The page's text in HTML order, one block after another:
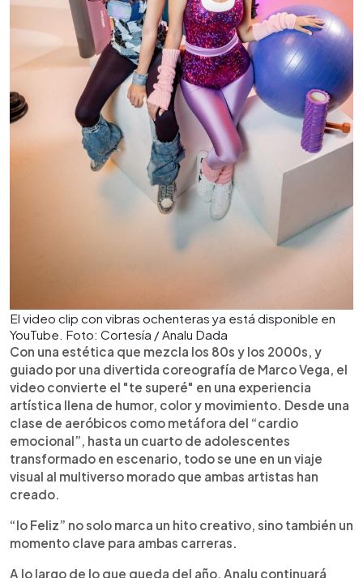
El video clip con vibras ochenteras ya está disponible en
YouTube. Foto: Cortesía / Analu Dada
Con una estética que mezcla los 80s y los 2000s, y
guiado por una divertida coreografía de Marco Vega, el
video convierte el "te superé" en una experiencia
artística llena de humor, color y movimiento. Desde una
clase de aeróbicos como metáfora del “cardio
emocional”, hasta un cuarto de adolescentes
transformado en escenario, todo se une en un viaje
visual al multiverso morado que ambas artistas han
creado.
“Io Feliz” no solo marca un hito creativo, sino también un
momento clave para ambas carreras.
A lo largo de lo que queda del año, Analu continuará